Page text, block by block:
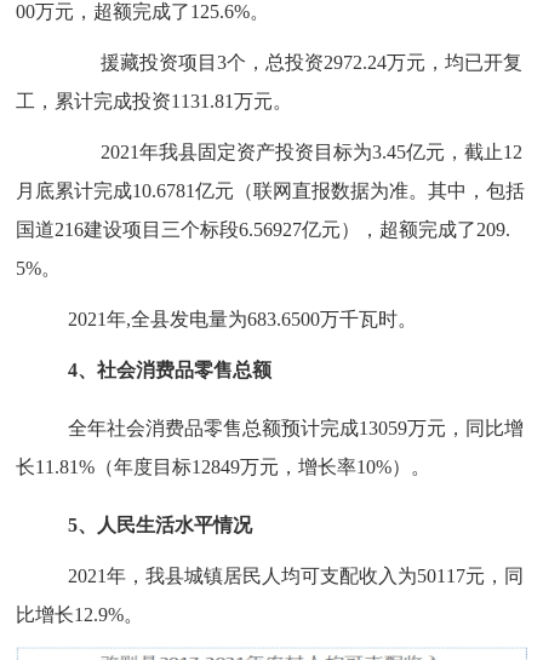
00万元，超额完成了125.6%。
援藏投资项目3个，总投资2972.24万元，均已开复
工，累计完成投资1131.81万元。
2021年我县固定资产投资目标为3.45亿元，截止12
月底累计完成10.6781亿元（联网直报数据为准。其中，包括
国道216建设项目三个标段6.56927亿元），超额完成了209.
5%。
2021年,全县发电量为683.6500万千瓦时。
4、社会消费品零售总额
全年社会消费品零售总额预计完成13059万元，同比增
长11.81%（年度目标12849万元，增长率10%）。
5、人民生活水平情况
2021年，我县城镇居民人均可支配收入 为50117元， 同
比增长12.9%。